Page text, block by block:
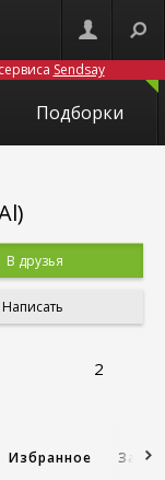
Sendsay
Подборки
В друзья
Написать
2
Избранное